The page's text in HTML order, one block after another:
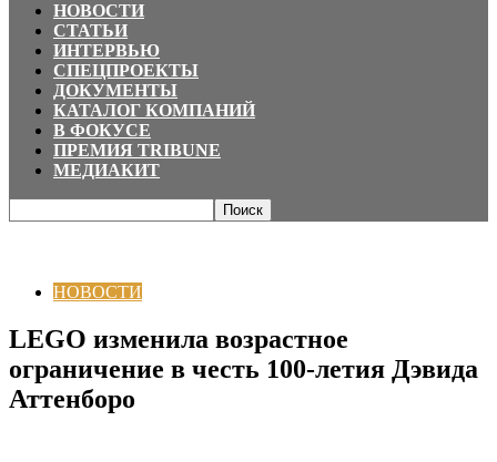
НОВОСТИ
СТАТЬИ
ИНТЕРВЬЮ
СПЕЦПРОЕКТЫ
ДОКУМЕНТЫ
КАТАЛОГ КОМПАНИЙ
В ФОКУСЕ
ПРЕМИЯ TRIBUNE
МЕДИАКИТ
НОВОСТИ
LEGO изменила возрастное
ограничение в честь 100-летия Дэвида
Аттенборо